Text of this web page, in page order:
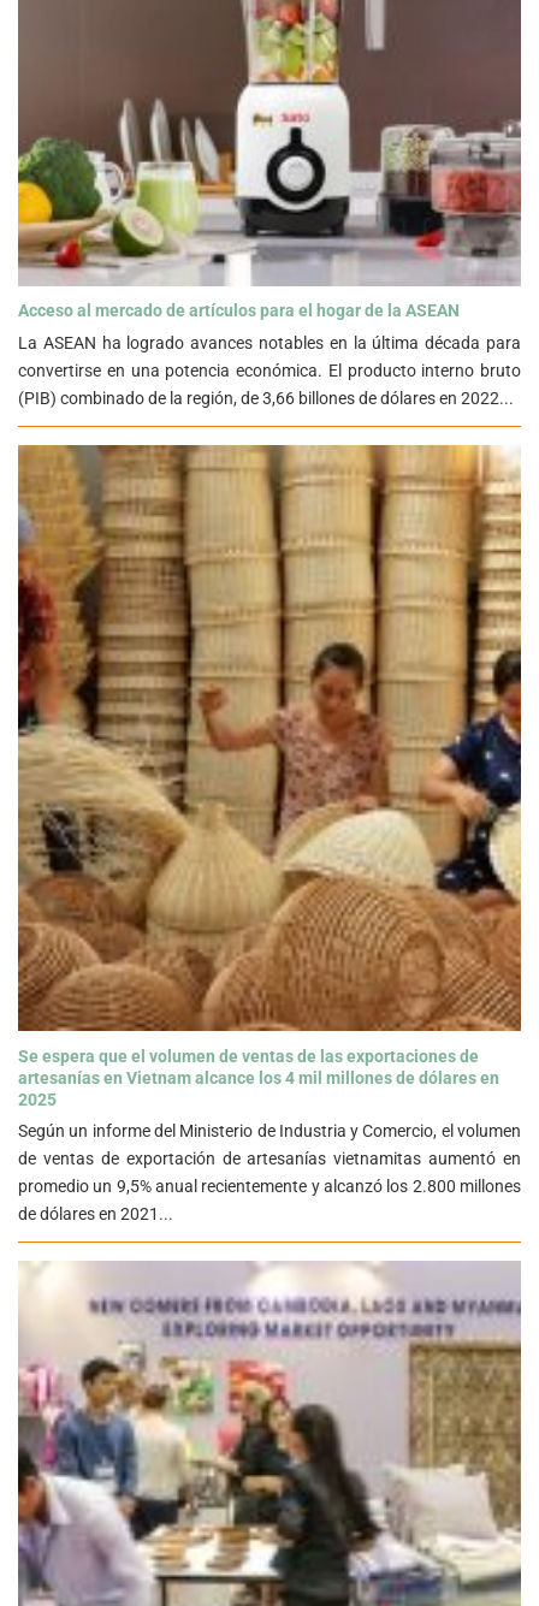
Acceso al mercado de artículos para el hogar de la ASEAN">
Acceso al mercado de artículos para el hogar de la ASEAN
La ASEAN ha logrado avances notables en la última década para
convertirse en una potencia económica. El producto interno bruto
(PIB) combinado de la región, de 3,66 billones de dólares en 2022...
Se espera que el volumen de ventas de las exportaciones de
artesanías en Vietnam alcance los 4 mil millones de dólares en
2025">
Se espera que el volumen de ventas de las exportaciones de
artesanías en Vietnam alcance los 4 mil millones de dólares en
2025
Según un informe del Ministerio de Industria y Comercio, el volumen
de ventas de exportación de artesanías vietnamitas aumentó en
promedio un 9,5% anual recientemente y alcanzó los 2.800 millones
de dólares en 2021...